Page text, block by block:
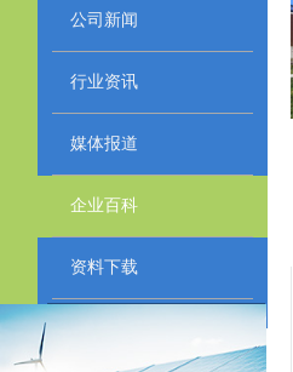
公司新闻
行业资讯
媒体报道
企业百科
资料下载